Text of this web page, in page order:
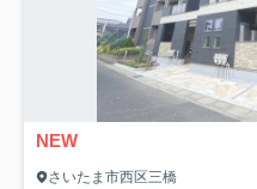
NEW
さいたま市西区三橋